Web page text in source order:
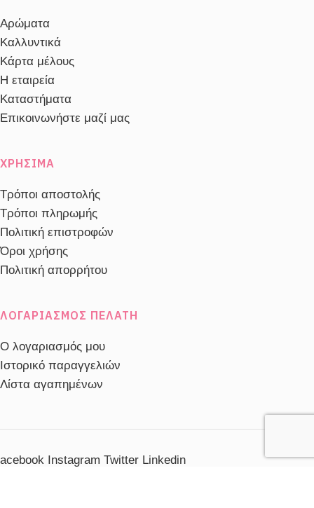
Αρώματα
Καλλυντικά
Κάρτα μέλους
Η εταιρεία
Καταστήματα
Επικοινωνήστε μαζί μας
ΧΡΉΣΙΜΑ
Τρόποι αποστολής
Τρόποι πληρωμής
Πολιτική επιστροφών
Όροι χρήσης
Πολιτική απορρήτου
ΛΟΓΑΡΙΑΣΜΌΣ ΠΕΛΆΤΗ
Ο λογαριασμός μου
Ιστορικό παραγγελιών
Λίστα αγαπημένων
Instagram Twitter Linkedin